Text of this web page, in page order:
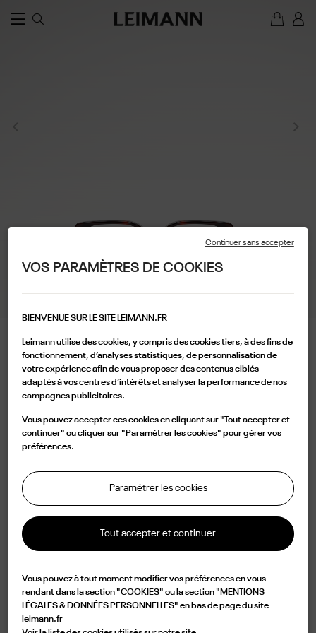
LEIMANN XIII LAVA
Couleur
Ajouter au panier
Caractérisée par une forme ovale en acétate écaille, la LEIM XIII C 002 O est
un design d'élégance et d'originalité. Légère mais d' une durabilité
impressionnante, cette monture est fabriquée à partir d'une plaque
VOS PARAMÈTRES DE COOKIES
BIENVENUE SUR LE SITE LEIMANN.FR
Leimann utilise des cookies, y compris des cookies tiers, à des fins de
fonctionnement, d’analyses statistiques, de personnalisation de
votre expérience afin de vous proposer des contenus ciblés
adaptés à vos centres d’intérêts et analyser la performance de nos
campagnes publicitaires.
Vous pouvez accepter ces cookies en cliquant sur "Tout accepter et
continuer" ou cliquer sur "Paramétrer les cookies" pour gérer vos
préférences.
Paramétrer les cookies
Tout accepter et continuer
Vous pouvez à tout moment modifier vos préférences en vous
rendant dans la section "COOKIES" ou la section "MENTIONS
LÉGALES & DONNÉES PERSONNELLES" en bas de page du site
leimann.fr
Continuer sans accepter